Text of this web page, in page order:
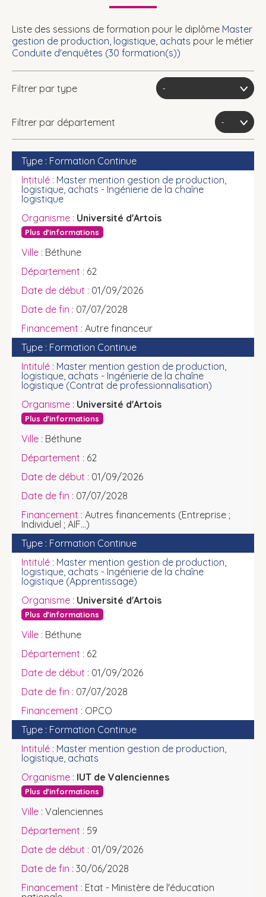
Liste des sessions de formation pour le diplôme Master
gestion de production, logistique, achats pour le métier
Conduite d'enquêtes (30 formation(s))
Filtrer par type
Filtrer par département
Formation Continue
Master mention gestion de production,
logistique, achats - Ingénierie de la chaîne
logistique
Université d'Artois
Plus d'informations
Béthune
62
01/09/2026
07/07/2028
Autre financeur
Formation Continue
Master mention gestion de production,
logistique, achats - Ingénierie de la chaîne
logistique (Contrat de professionnalisation)
Université d'Artois
Plus d'informations
Béthune
62
01/09/2026
07/07/2028
Autres financements (Entreprise ;
Individuel ; AIF...)
Formation Continue
Master mention gestion de production,
logistique, achats - Ingénierie de la chaîne
logistique (Apprentissage)
Université d'Artois
Plus d'informations
Béthune
62
01/09/2026
07/07/2028
OPCO
Formation Continue
Master mention gestion de production,
logistique, achats
IUT de Valenciennes
Plus d'informations
Valenciennes
59
01/09/2026
30/06/2028
Etat - Ministère de l'éducation